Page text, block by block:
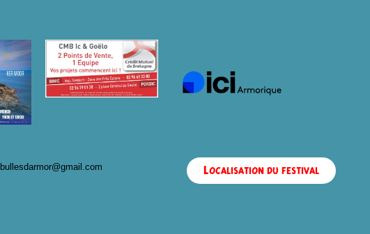
bullesdarmor@gmail.com Localisation du festival